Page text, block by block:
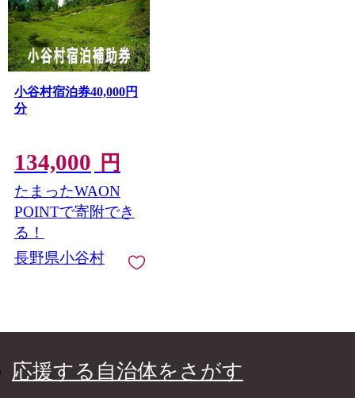
小谷村宿泊券40,000円
分
134,000 円
たまったWAON
POINTで寄附でき
る！
長野県小谷村
応援する自治体をさがす